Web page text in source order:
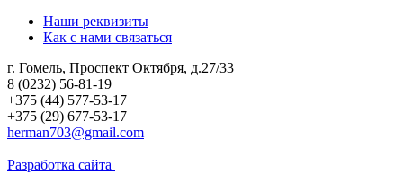
Наши реквизиты
Как с нами связаться
г. Гомель, Проспект Октября, д.27/33
8 (0232) 56-81-19
+375 (44) 577-53-17
+375 (29) 677-53-17
herman703@gmail.com
Разработка сайта